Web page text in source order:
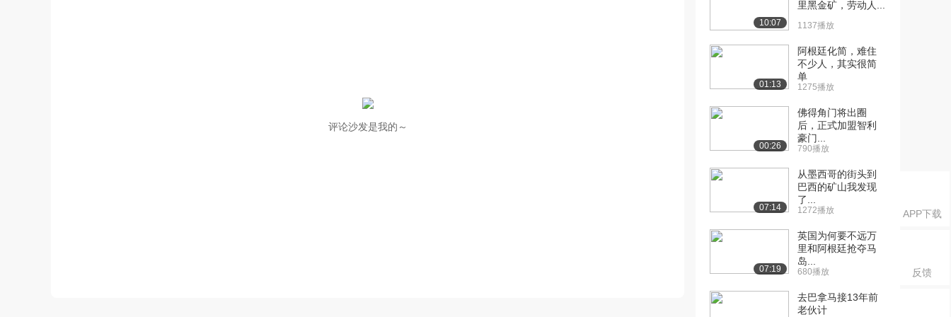
APP下载
反馈
评论沙发是我的～
10:07
里黑金矿，劳动人...
1137播放
01:13
阿根廷化简，难住
不少人，其实很简
单
1275播放
00:26
佛得角门将出圈
后，正式加盟智利
豪门...
790播放
07:14
从墨西哥的街头到
巴西的矿山我发现
了...
1272播放
07:19
英国为何要不远万
里和阿根廷抢夺马
岛...
680播放
去巴拿马接13年前
老伙计